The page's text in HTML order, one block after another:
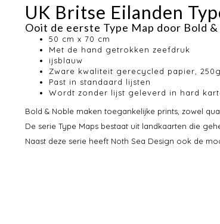
UK Britse Eilanden
Ooit de eerste Type Map door Bold
50 cm x 70 cm
Met de hand getrokken zeefdruk
ijsblauw
Zware kwaliteit gerecycled papier,
Past in standaard lijsten
Wordt zonder lijst geleverd in hard
Bold & Noble maken toegankelijke prints, zowel
De serie Type Maps bestaat uit landkaarten die
Naast deze serie heeft Noth Sea Design ook de